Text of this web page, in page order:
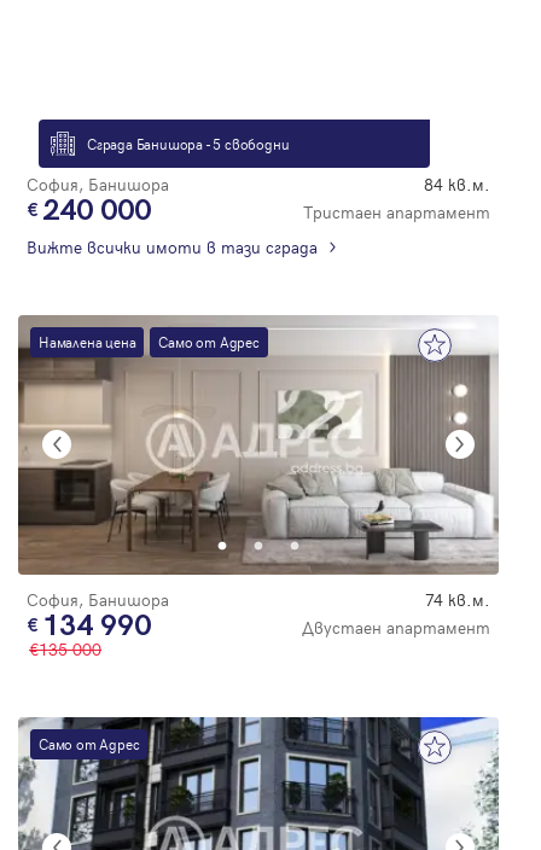
Сграда Банишора - 5 свободни
София, Банишора 84 кв.м.
240 000
Тристаен апартамент
Вижте всички имоти в тази сграда
Намалена цена Само от Адрес
София, Банишора 74 кв.м.
134 990
Двустаен апартамент
135 000
Само от Адрес